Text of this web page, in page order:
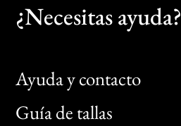
¿Necesitas ayuda?
Ayuda y contacto
Guía de tallas